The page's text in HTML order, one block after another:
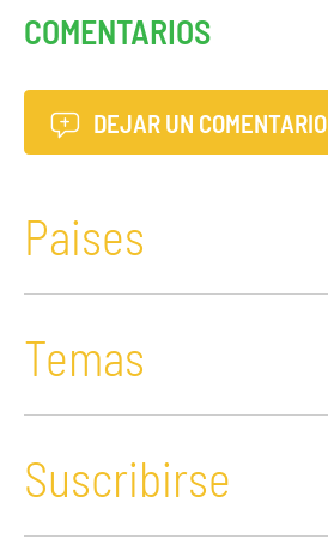
COMENTARIOS
DEJAR UN COMENTARIO
Paises
Temas
Suscribirse